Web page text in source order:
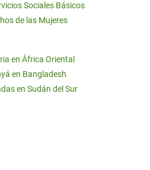
Sociales Básicos
de las Mujeres
en África Oriental
en Bangladesh
en Sudán del Sur